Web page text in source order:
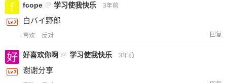
fcope @ 学习使我快乐 3年前
白バイ野郎
喜欢 反对 回复
好喜欢你啊 @ 学习使我快乐 3年前
谢谢分享